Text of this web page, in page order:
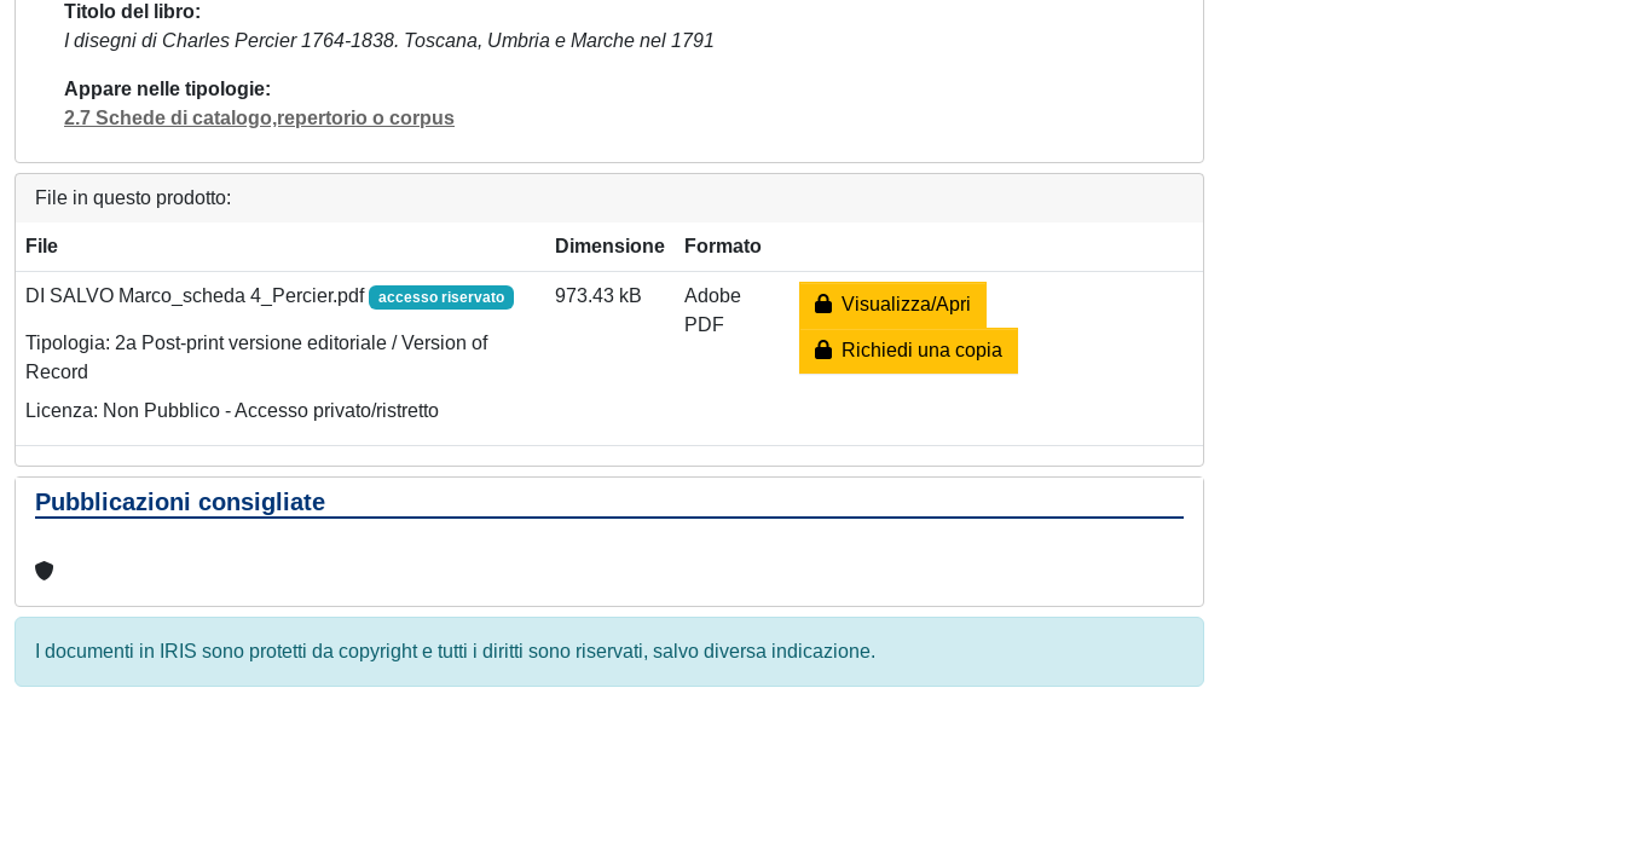
Titolo del libro
I disegni di Charles Percier 1764-1838. Toscana, Umbria e Marche nel 1791
Appare nelle tipologie
2.7 Schede di catalogo,repertorio o corpus
File in questo prodotto:
File Dimensione Formato
DI SALVO Marco_scheda 4_Percier.pdf accesso riservato
Tipologia: 2a Post-print versione editoriale / Version of
Record
Licenza: Non Pubblico - Accesso privato/ristretto
973.43 kB
Adobe
PDF
Visualizza/Apri
Richiedi una copia
Pubblicazioni consigliate
I documenti in IRIS sono protetti da copyright e tutti i diritti sono riservati, salvo diversa indicazione.